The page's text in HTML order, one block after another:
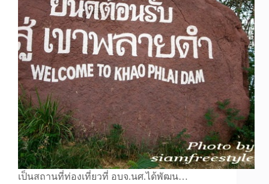
เป็นสถานที่ท่องเที่ยวที่ อบจ.นศ.ได้พัฒน…